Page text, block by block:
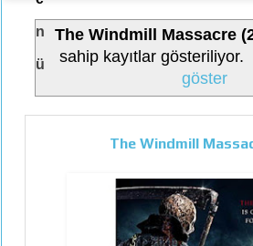
n
ü
The Windmill Massacre
sahip kayıtlar gösteriliyor.
göster
The Windmill